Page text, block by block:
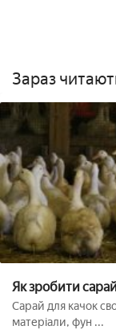
Зараз
Як зробити
Сарай для качок
матеріали, фун ...